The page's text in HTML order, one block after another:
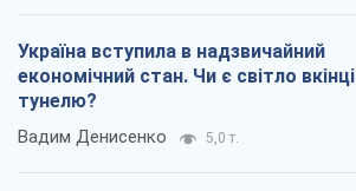
Україна вступила в надзвичайний
економічний стан. Чи є світло вкінці
тунелю?
Вадим Денисенко 5,0 т.